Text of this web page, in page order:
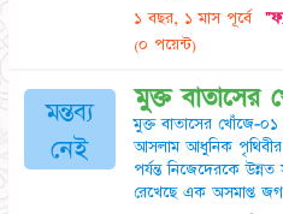
১ বছর, ১ মাস পূর্বে
(০ পয়েন্ট)
মন্তব্য
নেই
মুক্ত বাতাসের
মুক্ত বাতাসের খোঁজে-
আসলাম আধুনিক
পর্যন্ত নিজেদেরকে
রেখেছে এক অসমাপ্ত